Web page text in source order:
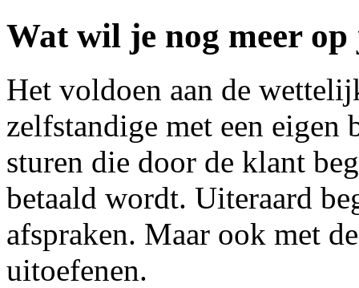
Wat wil je nog meer
Het voldoen aan de
zelfstandige met een
sturen die door de klant
betaald wordt. Uiteraard
afspraken. Maar ook met
uitoefenen.